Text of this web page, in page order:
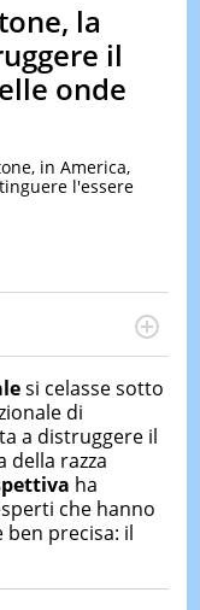
DI
IERI
la
il
onde
in America,
l'essere
di
ricerca, in
di America
testate ed
"La
si celasse sotto
di
a distruggere il
della razza
ha
che hanno
precisa: il